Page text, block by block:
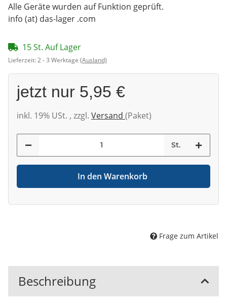
Alle Geräte wurden auf Funktion geprüft.
info (at) das-lager .com
15 St. Auf Lager
Lieferzeit:2 - 3 Werktage (Ausland)
jetzt nur 5,95 €
inkl. 19% USt. , zzgl. Versand (Paket)
St.
In den Warenkorb
Frage zum Artikel
Beschreibung